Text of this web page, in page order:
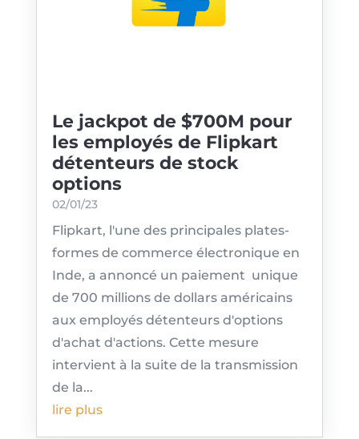
Le jackpot de $700M pour
les employés de Flipkart
détenteurs de stock
options
02/01/23
Flipkart, l'une des principales plates-
formes de commerce électronique en
Inde, a annoncé un paiement unique
de 700 millions de dollars américains
aux employés détenteurs d'options
d'achat d'actions. Cette mesure
intervient à la suite de la transmission
de la...
lire plus